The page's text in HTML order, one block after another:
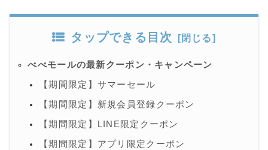
タップできる目次
べべモールの最新クーポン・キャンペーン
【期間限定】サマーセール
【期間限定】新規会員登録クーポン
【期間限定】LINE限定クーポン
【期間限定】アプリ限定クーポン